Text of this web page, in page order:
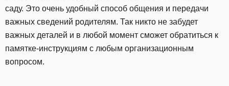
саду. Это очень удобный способ общения и передачи
важных сведений родителям. Так никто не забудет
важных деталей и в любой момент сможет обратиться к
памятке-инструкциям с любым организационным
вопросом.